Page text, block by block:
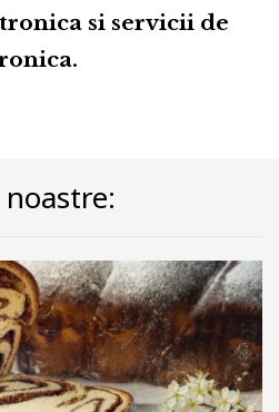
si servicii de